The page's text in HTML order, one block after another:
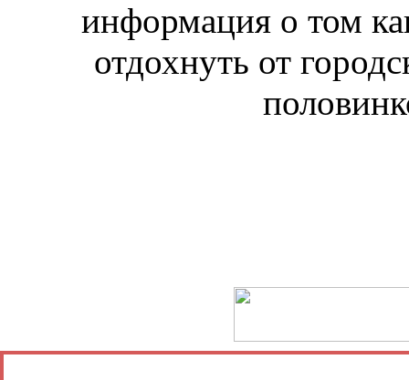
информация о том
отдохнуть от